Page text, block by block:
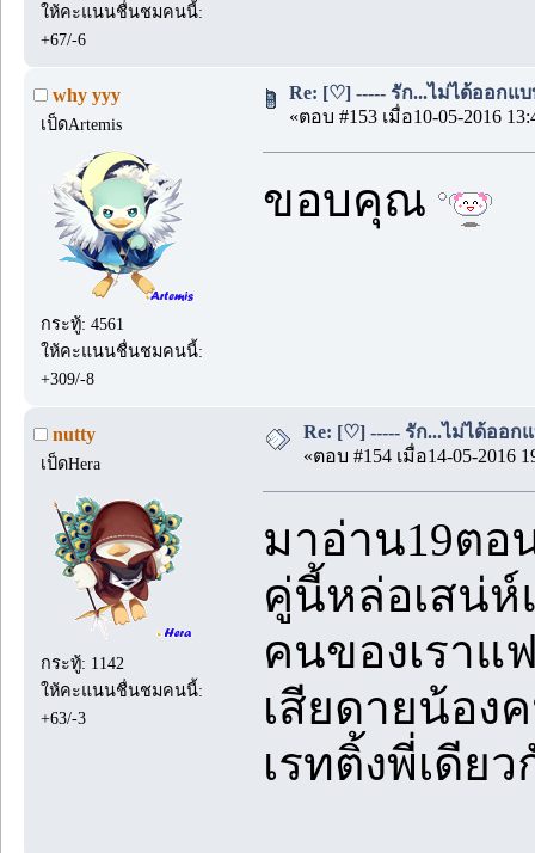
ให้คะแนนชื่นชมคนนี้:
+67/-6
why yyy
เป็ดArtemis
กระทู้: 4561
ให้คะแนนชื่นชมคนนี้:
+309/-8
Re: [♡] ----- รัก...ไม่ได้ออกแบ
«ตอบ #153 เมื่อ10-05-2016
ขอบคุณ
nutty
เป็ดHera
กระทู้: 1142
ให้คะแนนชื่นชมคนนี้:
+63/-3
Re: [♡] ----- รัก...ไม่ได้ออกแ
«ตอบ #154 เมื่อ14-05-2016
มาอ่าน19ตอ
คู่นี้หล่อเสน่ห์
คนของเราแ
เสียดายน้อง
เรทติ้งพี่เดีย